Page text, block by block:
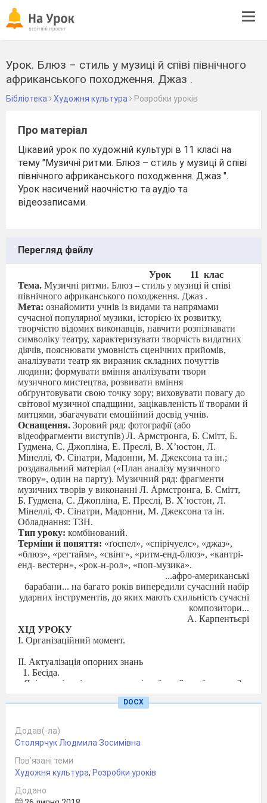
Урок. Блюз – стиль у музиці й співі північного
африканського походження. Джаз .
Бібліотека Художня культура Розробки уроків
Про матеріал
Цікавий урок по художній культурі в 11 класі на
тему "Музичні ритми. Блюз – стиль у музиці й співі
північного африканського походження. Джаз ".
Урок насичений наочністю та аудіо та
відеозаписами.
Перегляд файлу
Урок 11 клас
Тема. Музичні ритми. Блюз – стиль у музиці й співі
північного африканського походження. Джаз .
Мета: ознайомити учнів із видами та напрямами
сучасної популярної музики, історією їх розвитку,
творчістю відомих виконавців, навчити розпізнавати
символіку театру, характеризувати творчість видатних
діячів, пояснювати умовність сценічних прийомів,
аналізувати театр як виразник складних почуттів
людини; формувати вміння аналізувати твори
музичного мистецтва, розвивати вміння
обґрунтовувати свою точку зору; виховувати повагу до
світової музичної спадщини, зацікавленість її творами й
митцями, збагачувати емоційний досвід учнів.
Оснащення. Зоровий ряд: фотографії (або
відеофрагменти виступів) Л. Армстронга, Б. Смітт, Б.
Гудмена, С. Джопліна, Е. Преслі, В. Х’юстон, Л.
Мінеллі, Ф. Сінатри, Мадонни, М. Джексона та ін.;
роздавальний матеріал («План аналізу музичного
твору», один на парту). Музичний ряд: фрагменти
музичних творів у виконанні Л. Армстронга, Б. Смітт,
Б. Гудмена, С. Джопліна, Е. Преслі, В. Х’юстон, Л.
Мінеллі, Ф. Сінатри, Мадонни, М. Джексона та ін.
Обладнання: ТЗН.
Тип уроку: комбінований.
Терміни й поняття: «ґоспел», «спірічуелс», «джаз»,
«блюз», «регтайм», «свінг», «ритм-енд-блюз», «кантрі-
енд- вестерн», «рок-н-рол», «поп-музика».
...афро-американські
барабани... на багато років випередили сучасний набір
ударних інструментів, до яких мають схильність сучасні
композитори...
А. Карпентьєрі
ХІД УРОКУ
I. Організаційний момент.
II. Актуалізація опорних знань
1. Бесіда.
• Які вам відомі жанри академічної, серйозної музики?
• Яка музика подобається вам? Чому?
III. Перевірка домашнього завдання
1. Презентація сторінки «Індійський танець і
китайська опера як невід’ємні складові культури Сходу»
альбому «Культурна спадщина народів світу» (1—2
учні)
IV. Мотивація навчальної діяльності .
DOCX
Додав(-ла)
Столярчук Людмила Зосимівна
Пов’язані теми
Художня культура, Розробки уроків
Додано